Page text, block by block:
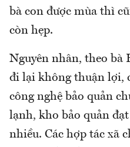
bà con được mùa thì
còn hẹp.
Nguyên nhân, theo bà
đi lại không thuận lợi,
công nghệ bảo quản
lạnh, kho bảo quản
nhiều. Các hợp tác xã